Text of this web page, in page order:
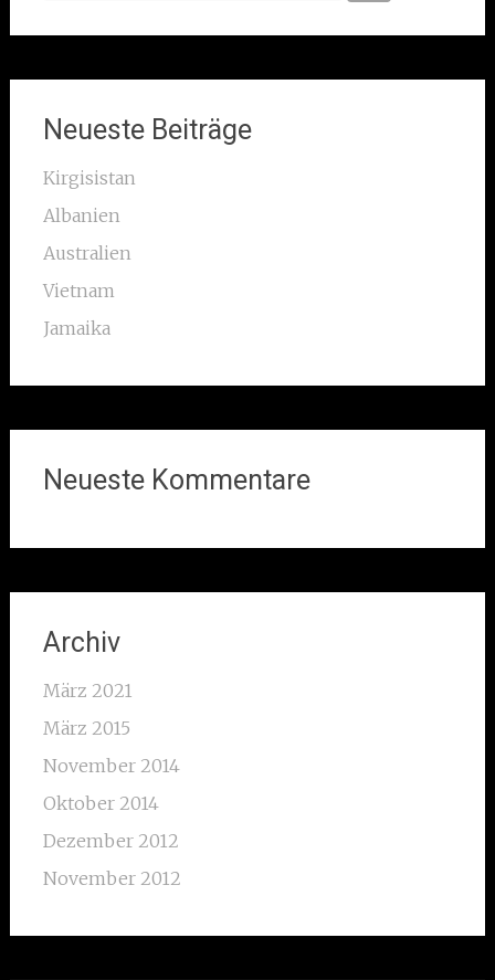
Neueste Beiträge
Kirgisistan
Albanien
Australien
Vietnam
Jamaika
Neueste Kommentare
Archiv
März 2021
März 2015
November 2014
Oktober 2014
Dezember 2012
November 2012